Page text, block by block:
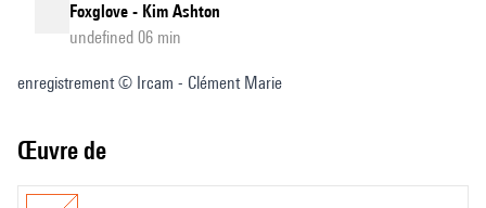
Foxglove - Kim Ashton
undefined 06 min
enregistrement © Ircam - Clément Marie
Œuvre de